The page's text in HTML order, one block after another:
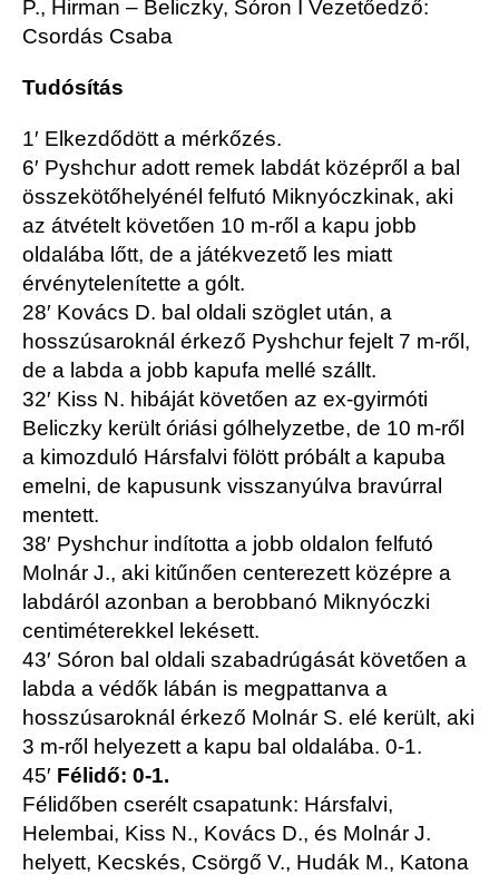
P., Hirman – Beliczky, Sóron I Vezetőedző:
Csordás Csaba
Tudósítás
1′ Elkezdődött a mérkőzés.
6′ Pyshchur adott remek labdát középről a bal
összekötőhelyénél felfutó Miknyóczkinak, aki
az átvételt követően 10 m-ről a kapu jobb
oldalába lőtt, de a játékvezető les miatt
érvénytelenítette a gólt.
28′ Kovács D. bal oldali szöglet után, a
hosszúsaroknál érkező Pyshchur fejelt 7 m-ről,
de a labda a jobb kapufa mellé szállt.
32′ Kiss N. hibáját követően az ex-gyirmóti
Beliczky került óriási gólhelyzetbe, de 10 m-ről
a kimozduló Hársfalvi fölött próbált a kapuba
emelni, de kapusunk visszanyúlva bravúrral
mentett.
38′ Pyshchur indította a jobb oldalon felfutó
Molnár J., aki kitűnően centerezett középre a
labdáról azonban a berobbanó Miknyóczki
centiméterekkel lekésett.
43′ Sóron bal oldali szabadrúgását követően a
labda a védők lábán is megpattanva a
hosszúsaroknál érkező Molnár S. elé került, aki
3 m-ről helyezett a kapu bal oldalába. 0-1.
45′ Félidő: 0-1.
Félidőben cserélt csapatunk: Hársfalvi,
Helembai, Kiss N., Kovács D., és Molnár J.
helyett, Kecskés, Csörgő V., Hudák M., Katona